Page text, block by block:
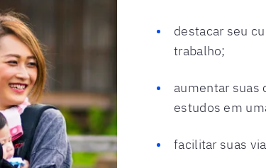
destacar seu
trabalho;
aumentar suas
estudos em
facilitar suas